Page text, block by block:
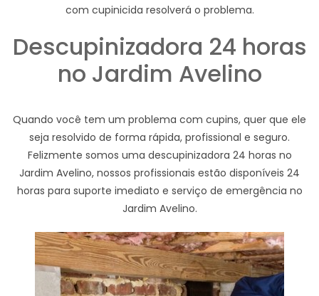
com cupinicida resolverá o problema.
Descupinizadora 24 horas
no Jardim Avelino
Quando você tem um problema com cupins, quer que ele
seja resolvido de forma rápida, profissional e seguro.
Felizmente somos uma descupinizadora 24 horas no
Jardim Avelino, nossos profissionais estão disponíveis 24
horas para suporte imediato e serviço de emergência no
Jardim Avelino.